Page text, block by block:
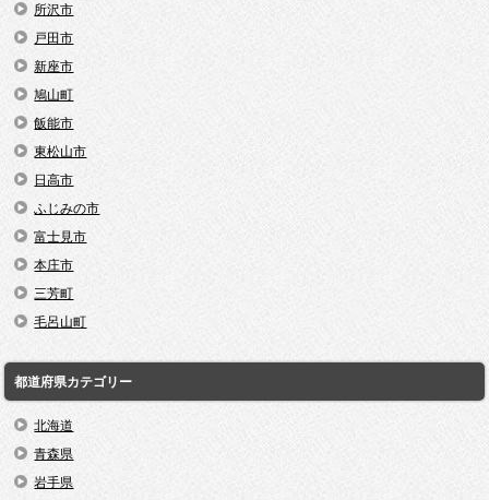
所沢市
戸田市
新座市
鳩山町
飯能市
東松山市
日高市
ふじみの市
富士見市
本庄市
三芳町
毛呂山町
都道府県カテゴリー
北海道
青森県
岩手県